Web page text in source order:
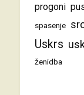
progoni
spasenje
Uskrs
ženidba